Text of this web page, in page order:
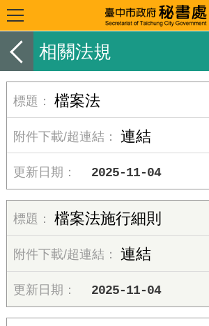
相關法規
檔案法
連結
2025-11-04
檔案法施行細則
連結
2025-11-04